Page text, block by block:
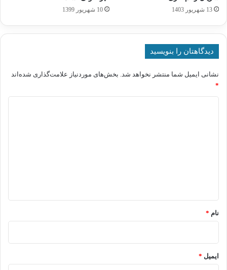
13 شهریور 1403 10 شهریور 1399
دیدگاهتان را بنویسید
نشانی ایمیل شما منتشر نخواهد شد. بخش‌های موردنیاز علامت‌گذاری شده‌اند
*
نام *
ایمیل *